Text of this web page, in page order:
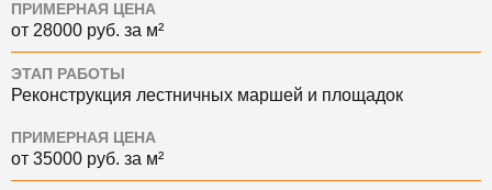
ПРИМЕРНАЯ ЦЕНА
от 28000 руб. за м²
ЭТАП РАБОТЫ
Реконструкция лестничных маршей и площадок
ПРИМЕРНАЯ ЦЕНА
от 35000 руб. за м²